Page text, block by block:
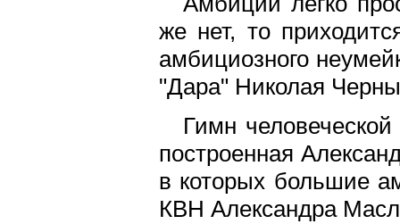
же нет, то
амбициозного
"Дара" Николая
Гимн
построенная
в которых большие
КВН Александра